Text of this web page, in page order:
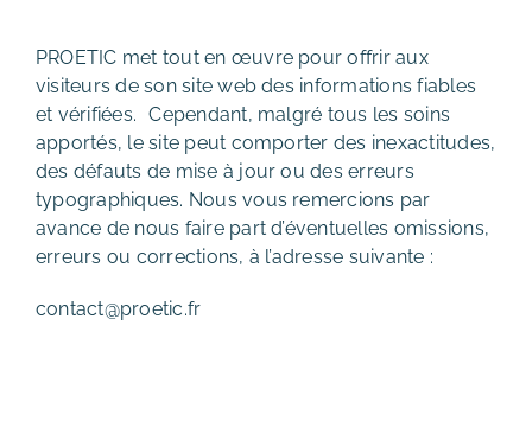
PROETIC met tout en œuvre pour offrir aux
visiteurs de son site web des informations fiables
et vérifiées. Cependant, malgré tous les soins
apportés, le site peut comporter des inexactitudes,
des défauts de mise à jour ou des erreurs
typographiques. Nous vous remercions par
avance de nous faire part d’éventuelles omissions,
erreurs ou corrections, à l’adresse suivante :
contact@proetic.fr